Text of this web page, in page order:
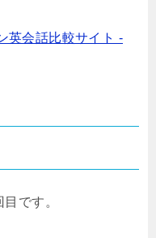
英会話比較サイト -
です。